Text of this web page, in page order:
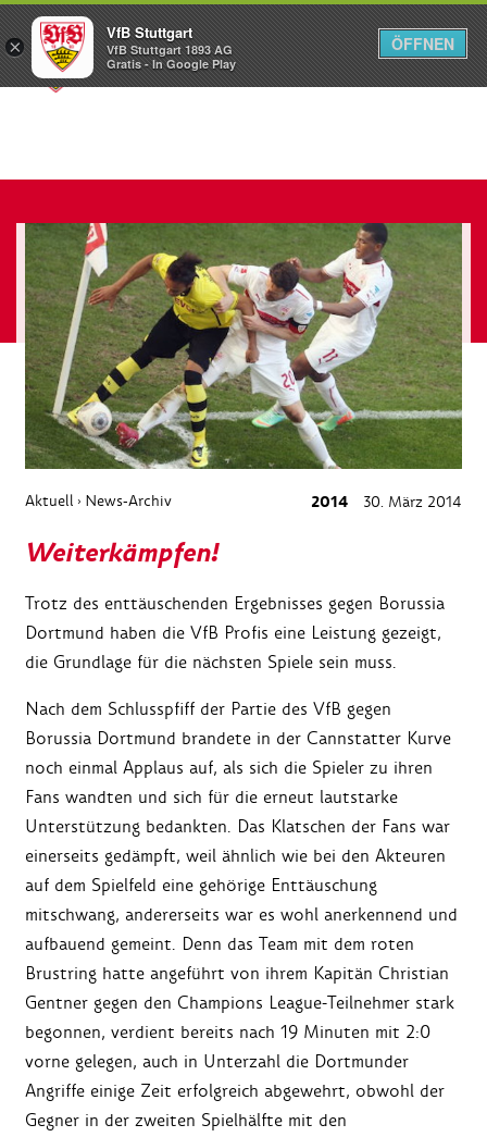
Menü
Aktuell › News-Archiv 2014 30. März 2014
Weiterkämpfen!
Trotz des enttäuschenden Ergebnisses gegen Borussia
Dortmund haben die VfB Profis eine Leistung gezeigt,
die Grundlage für die nächsten Spiele sein muss.
Nach dem Schlusspfiff der Partie des VfB gegen
Borussia Dortmund brandete in der Cannstatter Kurve
noch einmal Applaus auf, als sich die Spieler zu ihren
Fans wandten und sich für die erneut lautstarke
Unterstützung bedankten. Das Klatschen der Fans war
einerseits gedämpft, weil ähnlich wie bei den Akteuren
auf dem Spielfeld eine gehörige Enttäuschung
mitschwang, andererseits war es wohl anerkennend und
aufbauend gemeint. Denn das Team mit dem roten
Brustring hatte angeführt von ihrem Kapitän Christian
Gentner gegen den Champions League-Teilnehmer stark
begonnen, verdient bereits nach 19 Minuten mit 2:0
vorne gelegen, auch in Unterzahl die Dortmunder
Angriffe einige Zeit erfolgreich abgewehrt, obwohl der
Gegner in der zweiten Spielhälfte mit den
×
VfB Stuttgart
VfB Stuttgart 1893 AG
Gratis - In Google Play
ÖFFNEN